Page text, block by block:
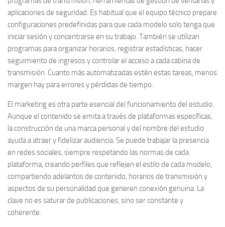
aplicaciones de seguridad. Es habitual que el equipo técnico prepare
configuraciones predefinidas para que cada modelo solo tenga que
iniciar sesión y concentrarse en su trabajo. También se utilizan
programas para organizar horarios, registrar estadísticas, hacer
seguimiento de ingresos y controlar el acceso a cada cabina de
transmisión. Cuanto más automatizadas estén estas tareas, menos
margen hay para errores y pérdidas de tiempo.
El marketing es otra parte esencial del funcionamiento del estudio.
Aunque el contenido se emita a través de plataformas específicas,
la construcción de una marca personal y del nombre del estudio
ayuda a atraer y fidelizar audiencia. Se puede trabajar la presencia
en redes sociales, siempre respetando las normas de cada
plataforma, creando perfiles que reflejen el estilo de cada modelo,
compartiendo adelantos de contenido, horarios de transmisión y
aspectos de su personalidad que generen conexión genuina. La
clave no es saturar de publicaciones, sino ser constante y
coherente.